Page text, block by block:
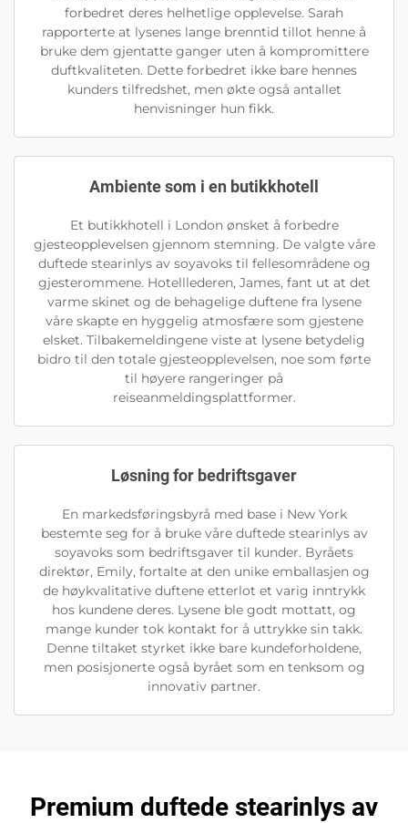
forbedret deres helhetlige opplevelse. Sarah
rapporterte at lysenes lange brenntid tillot henne å
bruke dem gjentatte ganger uten å kompromittere
duftkvaliteten. Dette forbedret ikke bare hennes
kunders tilfredshet, men økte også antallet
henvisninger hun fikk.
Ambiente som i en butikkhotell
Et butikkhotell i London ønsket å forbedre
gjesteopplevelsen gjennom stemning. De valgte våre
duftede stearinlys av soyavoks til fellesområdene og
gjesterommene. Hotelllederen, James, fant ut at det
varme skinet og de behagelige duftene fra lysene
våre skapte en hyggelig atmosfære som gjestene
elsket. Tilbakemeldingene viste at lysene betydelig
bidro til den totale gjesteopplevelsen, noe som førte
til høyere rangeringer på
reiseanmeldingsplattformer.
Løsning for bedriftsgaver
En markedsføringsbyrå med base i New York
bestemte seg for å bruke våre duftede stearinlys av
soyavoks som bedriftsgaver til kunder. Byråets
direktør, Emily, fortalte at den unike emballasjen og
de høykvalitative duftene etterlot et varig inntrykk
hos kundene deres. Lysene ble godt mottatt, og
mange kunder tok kontakt for å uttrykke sin takk.
Denne tiltaket styrket ikke bare kundeforholdene,
men posisjonerte også byrået som en tenksom og
innovativ partner.
Premium duftede stearinlys av